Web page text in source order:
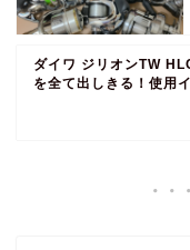
ダイワ ジリオンTW
を全て出しきる！使用